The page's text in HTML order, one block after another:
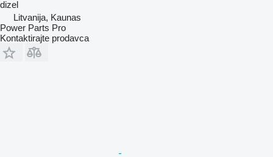
dizel
Litvanija, Kaunas
Power Parts Pro
Kontaktirajte prodavca